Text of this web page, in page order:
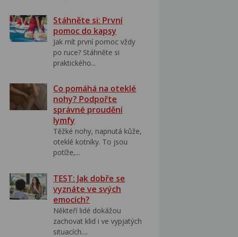
Stáhněte si: První
pomoc do kapsy
Jak mít první pomoc vždy
po ruce? Stáhněte si
praktického...
Co pomáhá na oteklé
nohy? Podpořte
správné proudění
lymfy
Těžké nohy, napnutá kůže,
oteklé kotníky. To jsou
potíže,...
TEST: Jak dobře se
vyznáte ve svých
emocích?
Někteří lidé dokážou
zachovat klid i ve vypjatých
situacích....